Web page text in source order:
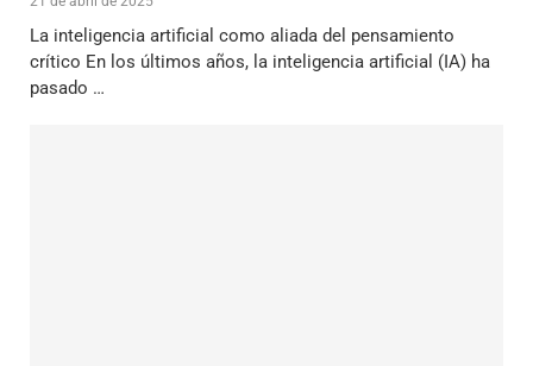
La inteligencia artificial como aliada del pensamiento
crítico En los últimos años, la inteligencia artificial (IA) ha
pasado …